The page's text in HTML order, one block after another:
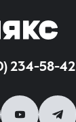
234-58-42